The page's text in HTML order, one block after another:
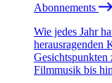
Abonnements
Wie jedes Jahr
herausragenden
Gesichtspunkten
Filmmusik bis